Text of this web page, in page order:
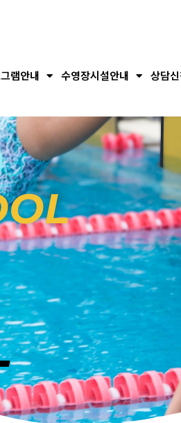
램안내 수영장시설안내 상담